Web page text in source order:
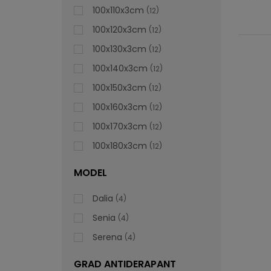
100x110x3cm 12
100x120x3cm 12
100x130x3cm 12
100x140x3cm 12
100x150x3cm 12
100x160x3cm 12
100x170x3cm 12
100x180x3cm 12
MODEL
Dalia 4
Senia 4
Serena 4
GRAD ANTIDERAPANT